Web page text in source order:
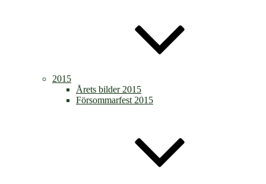
2015
Årets bilder 2015
Försommarfest 2015